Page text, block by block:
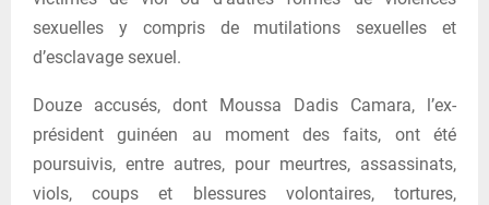
sexuelles y compris de mutilations sexuelles et
d’esclavage sexuel.
Douze accusés, dont Moussa Dadis Camara, l’ex-
président guinéen au moment des faits, ont été
poursuivis, entre autres, pour meurtres, assassinats,
viols, coups et blessures volontaires, tortures,